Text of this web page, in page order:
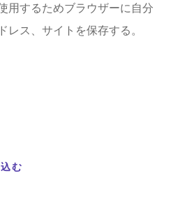
用するためブラウザーに自分
レス、サイトを保存する。
む